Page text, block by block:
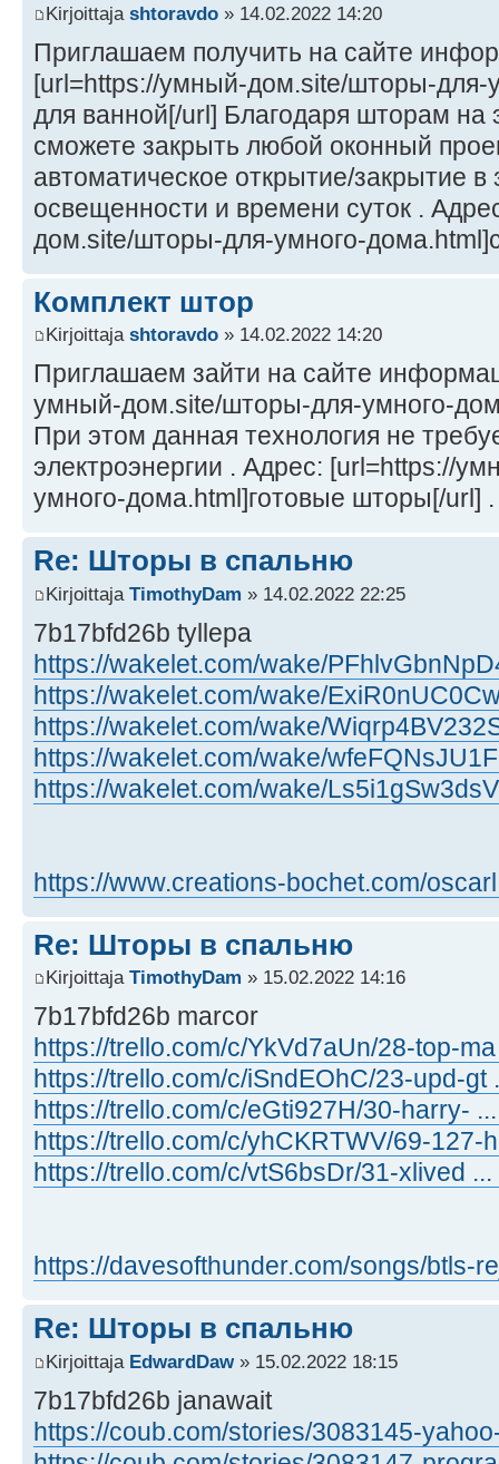
Kirjoittaja shtoravdo » 14.02.2022 14:20
Приглашаем получить на сайте
[url=https://умный-дом.site/шторы-для-
для ванной[/url] Благодаря шторам на
сможете закрыть любой оконный
автоматическое открытие/закрытие в
освещенности и времени суток .
дом.site/шторы-для-умного-
Комплект штор
Kirjoittaja shtoravdo » 14.02.2022 14:20
Приглашаем зайти на сайте
умный-дом.site/шторы-для-умного-
При этом данная технология не
электроэнергии . Адрес: [url=https://
умного-дома.html]готовые шторы[/url] .
Re: Шторы в спальню
Kirjoittaja TimothyDam » 14.02.2022 22:25
7b17bfd26b tyllepa
https://wakelet.com/wake/
https://wakelet.com/wake/
https://wakelet.com/wake/
https://wakelet.com/wake/
https://wakelet.com/wake/
https://www.creations-bochet.com/
Re: Шторы в спальню
Kirjoittaja TimothyDam » 15.02.2022 14:16
7b17bfd26b marcor
https://trello.com/c/YkVd7aUn/28-top-
https://trello.com/c/iSndEOhC/23-upd-gt
https://trello.com/c/eGti927H/30-harry-
https://trello.com/c/yhCKRTWV/69-127-
https://trello.com/c/vtS6bsDr/31-xlived
https://davesofthunder.com/songs/btls-
Re: Шторы в спальню
Kirjoittaja EdwardDaw» 15.02.2022 18:15
7b17bfd26b janawait
https://coub.com/stories/3083145-